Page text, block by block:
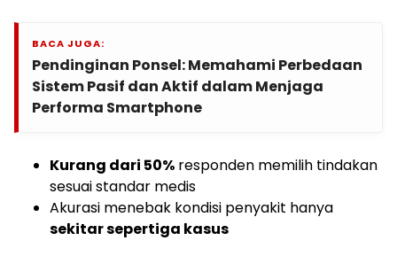
BACA JUGA:
Pendinginan Ponsel: Memahami Perbedaan
Sistem Pasif dan Aktif dalam Menjaga
Performa Smartphone
Kurang dari 50% responden memilih tindakan
sesuai standar medis
Akurasi menebak kondisi penyakit hanya
sekitar sepertiga kasus